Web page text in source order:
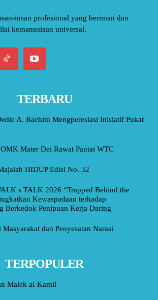
insan profesional yang beriman dan
kemanusiaan universal.
TERBARU
A. Rachim Mengperesiasi Inisiatif Pukat
Mater Dei Rawat Pantai WTC
HIDUP Edisi No. 32
s TALK 2026 “Trapped Behind the
Kewaspadaan terhadap
Berkedok Penipuan Kerja Daring
Masyarakat dan Penyesatan Narasi
TERPOPULER
Malek al-Kamil